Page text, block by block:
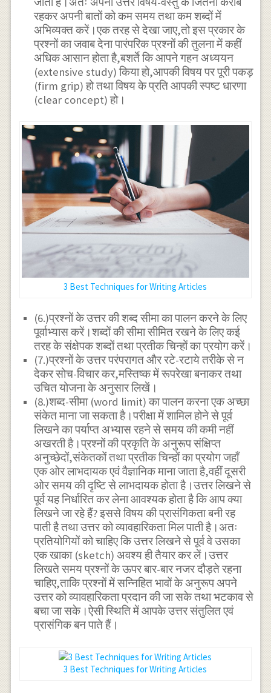
रहकर अपनी बातों को कम समय तथा कम शब्दों में
अभिव्यक्त करें।एक तरह से देखा जाए,तो इस प्रकार के
प्रश्नों का जवाब देना पारंपरिक प्रश्नों की तुलना में कहीं
अधिक आसान होता है,बशर्ते कि आपने गहन अध्ययन
(extensive study) किया हो,आपकी विषय पर पूरी पकड़
(firm grip) हो तथा विषय के प्रति आपकी स्पष्ट धारणा
(clear concept) हो।
3 Best Techniques for Writing Articles
(6.)प्रश्नों के उत्तर की शब्द सीमा का पालन करने के लिए
पूर्वाभ्यास करें।शब्दों की सीमा सीमित रखने के लिए कई
तरह के संक्षेपक शब्दों तथा प्रतीक चिन्हों का प्रयोग करें।
(7.)प्रश्नों के उत्तर परंपरागत और रटे-रटाये तरीके से न
देकर सोच-विचार कर,मस्तिष्क में रूपरेखा बनाकर तथा
उचित योजना के अनुसार लिखें।
(8.)शब्द-सीमा (word limit) का पालन करना एक अच्छा
संकेत माना जा सकता है।परीक्षा में शामिल होने से पूर्व
लिखने का पर्याप्त अभ्यास रहने से समय की कमी नहीं
अखरती है।प्रश्नों की प्रकृति के अनुरूप संक्षिप्त
अनुच्छेदों,संकेतकों तथा प्रतीक चिन्हों का प्रयोग जहाँ
एक ओर लाभदायक एवं वैज्ञानिक माना जाता है,वहीं दूसरी
ओर समय की दृष्टि से लाभदायक होता है।उत्तर लिखने से
पूर्व यह निर्धारित कर लेना आवश्यक होता है कि आप क्या
लिखने जा रहे हैं? इससे विषय की प्रासंगिकता बनी रह
पाती है तथा उत्तर को व्यावहारिकता मिल पाती है।अतः
प्रतियोगियों को चाहिए कि उत्तर लिखने से पूर्व वे उसका
एक खाका (sketch) अवश्य ही तैयार कर लें।उत्तर
लिखते समय प्रश्नों के ऊपर बार-बार नजर दौड़ते रहना
चाहिए,ताकि प्रश्नों में सन्निहित भावों के अनुरूप अपने
उत्तर को व्यावहारिकता प्रदान की जा सके तथा भटकाव से
बचा जा सके।ऐसी स्थिति में आपके उत्तर संतुलित एवं
प्रासंगिक बन पाते हैं।
3 Best Techniques for Writing Articles